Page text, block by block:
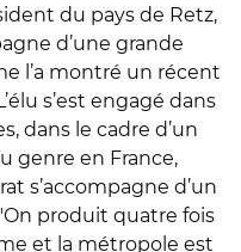
du pays de Retz,
d’une grande
l’a montré un récent
s’est engagé dans
dans le cadre d’un
genre en France,
s’accompagne d’un
produit quatre fois
et la métropole est